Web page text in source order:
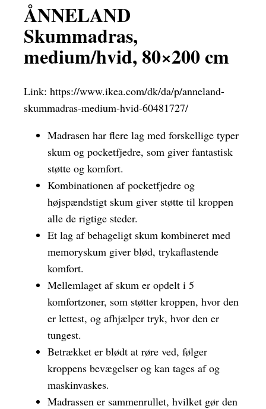
ÅNNELAND
Skummadras,
medium/hvid, 80×200 cm
Link: https://www.ikea.com/dk/da/p/anneland-
skummadras-medium-hvid-60481727/
Madrasen har flere lag med forskellige typer
skum og pocketfjedre, som giver fantastisk
støtte og komfort.
Kombinationen af pocketfjedre og
højspændstigt skum giver støtte til kroppen
alle de rigtige steder.
Et lag af behageligt skum kombineret med
memoryskum giver blød, trykaflastende
komfort.
Mellemlaget af skum er opdelt i 5
komfortzoner, som støtter kroppen, hvor den
er lettest, og afhjælper tryk, hvor den er
tungest.
Betrækket er blødt at røre ved, følger
kroppens bevægelser og kan tages af og
maskinvaskes.
Madrassen er sammenrullet, hvilket gør den